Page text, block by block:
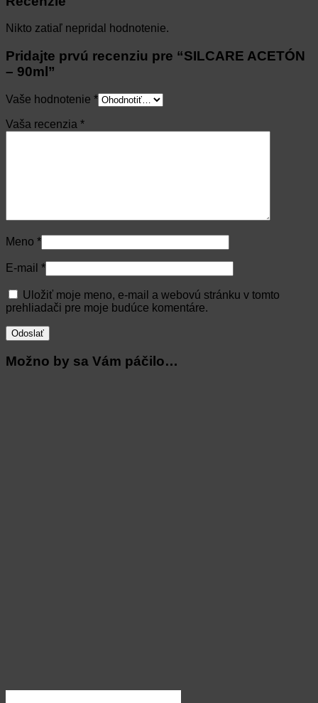
Nikto zatiaľ nepridal hodnotenie.
Pridajte prvú recenziu pre “SILCARE ACETÓN
– 90ml”
Vaše hodnotenie *
Vaša recenzia *
Meno *
E-mail *
Uložiť moje meno, e-mail a webovú stránku v tomto
prehliadači pre moje budúce komentáre.
Možno by sa Vám páčilo…